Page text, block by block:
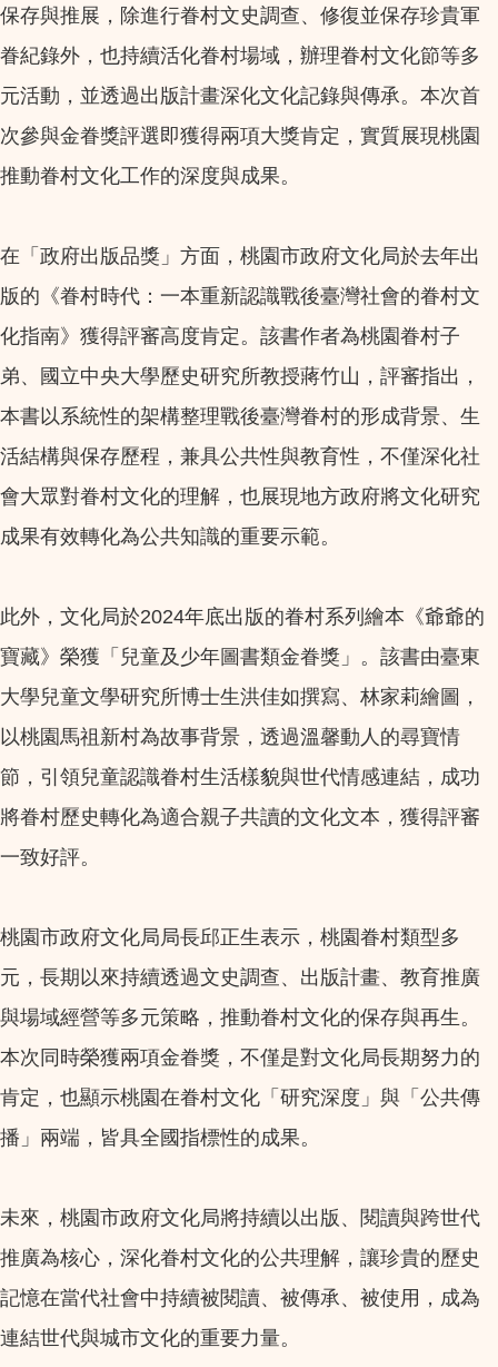
保存與推展，除進行眷村文史調查、修復並保存珍貴軍
眷紀錄外，也持續活化眷村場域，辦理眷村文化節等多
元活動，並透過出版計畫深化文化記錄與傳承。本次首
次參與金眷獎評選即獲得兩項大獎肯定，實質展現桃園
推動眷村文化工作的深度與成果。
在「政府出版品獎」方面，桃園市政府文化局於去年出
版的《眷村時代：一本重新認識戰後臺灣社會的眷村文
化指南》獲得評審高度肯定。該書作者為桃園眷村子
弟、國立中央大學歷史研究所教授蔣竹山，評審指出，
本書以系統性的架構整理戰後臺灣眷村的形成背景、生
活結構與保存歷程，兼具公共性與教育性，不僅深化社
會大眾對眷村文化的理解，也展現地方政府將文化研究
成果有效轉化為公共知識的重要示範。
此外，文化局於2024年底出版的眷村系列繪本《爺爺的
寶藏》榮獲「兒童及少年圖書類金眷獎」。該書由臺東
大學兒童文學研究所博士生洪佳如撰寫、林家莉繪圖，
以桃園馬祖新村為故事背景，透過溫馨動人的尋寶情
節，引領兒童認識眷村生活樣貌與世代情感連結，成功
將眷村歷史轉化為適合親子共讀的文化文本，獲得評審
一致好評。
桃園市政府文化局局長邱正生表示，桃園眷村類型多
元，長期以來持續透過文史調查、出版計畫、教育推廣
與場域經營等多元策略，推動眷村文化的保存與再生。
本次同時榮獲兩項金眷獎，不僅是對文化局長期努力的
肯定，也顯示桃園在眷村文化「研究深度」與「公共傳
播」兩端，皆具全國指標性的成果。
未來，桃園市政府文化局將持續以出版、閱讀與跨世代
推廣為核心，深化眷村文化的公共理解，讓珍貴的歷史
記憶在當代社會中持續被閱讀、被傳承、被使用，成為
連結世代與城市文化的重要力量。